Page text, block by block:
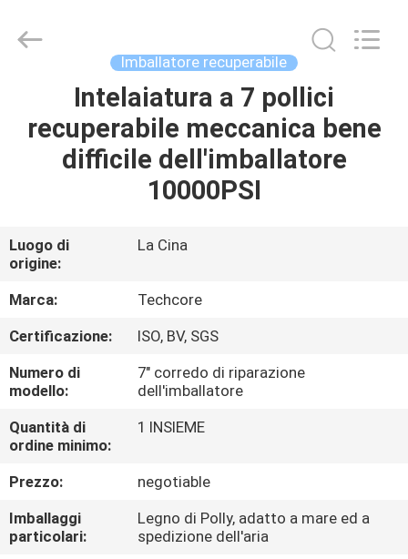
PRODOTTI
NOI
GIRO
DELLA
FABBRICA
CONTROLLO
DI
QUALITÀ
CONTATTICI
Tools
Imballatore recuperabile
Intelaiatura a 7 pollici
recuperabile meccanica bene
difficile dell'imballatore
10000PSI
Luogo di
origine:
La Cina
Marca:
Techcore
Certificazione:
ISO, BV, SGS
Numero di
modello:
7" corredo di riparazione
dell'imballatore
Quantità di
ordine minimo:
1 INSIEME
Prezzo:
negotiable
Imballaggi
particolari:
Legno di Polly, adatto a mare ed a
spedizione dell'aria